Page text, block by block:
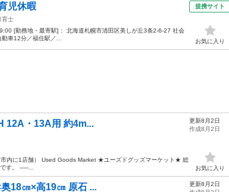
児休暇
育士
[勤務地・最寄駅]： 北海道札幌市清田区美しが丘3条2-6-27 社会
車12分／福住駅／...
提携サイト
お気に入り
12A・13A用 約4m...
内に1店舗） Used Goods Market ★ユーズドグッズマーケット★ 総
す。 -----...
更新8月2日
作成8月2日
お気に入り
18㎝×高19㎝ 原石 ...
更新8月2日